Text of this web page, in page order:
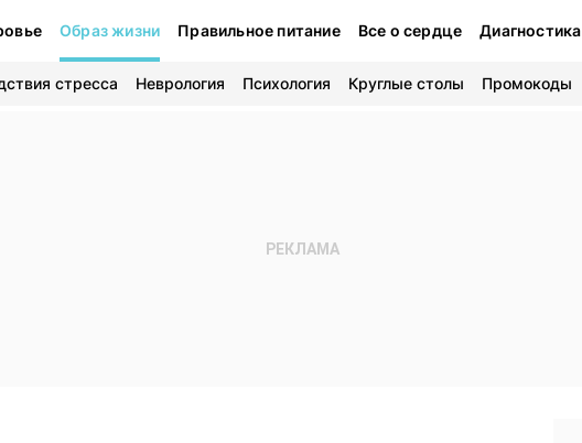
Образ жизни Правильное питание Все о сердце Диагностика
стресса Неврология Психология Круглые столы Промокоды